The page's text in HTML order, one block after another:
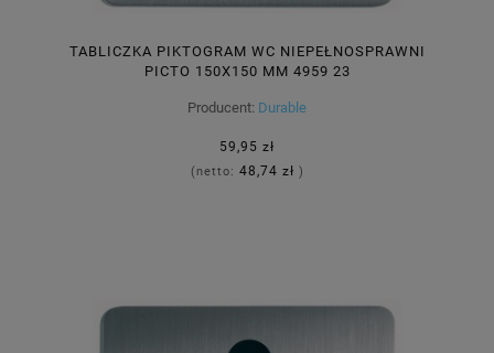
TABLICZKA PIKTOGRAM WC NIEPEŁNOSPRAWNI
PICTO 150X150 MM 4959 23
Producent: Durable
59,95 zł
(netto: 48,74 zł )